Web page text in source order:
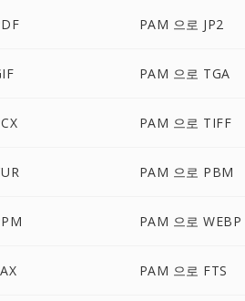
PAM 으로 JP2
PAM 으로 TGA
PAM 으로 TIFF
PAM 으로 PBM
PAM 으로 WEBP
PAM 으로 FTS